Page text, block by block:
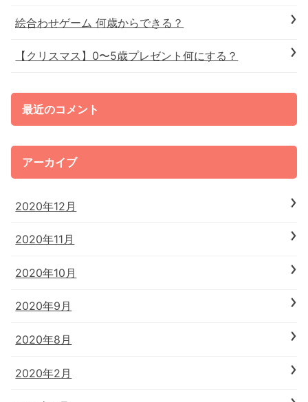
絵合わせゲーム 何歳からできる？
【クリスマス】0〜5歳プレゼント何にする？
最近のコメント
アーカイブ
2020年12月
2020年11月
2020年10月
2020年9月
2020年8月
2020年2月